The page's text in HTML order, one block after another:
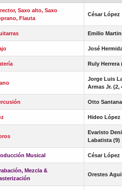
Saxo alto, Saxo
Flauta
César López
Emilio
José
Ruly
Jorge Luis
Armas Jr. (2,
Otto Santana
Hideo López
Evaristo
Labatista (9)
Musical César López
Mezcla &
Orestes